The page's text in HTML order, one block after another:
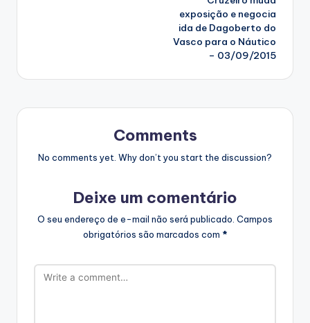
exposição e negocia
ida de Dagoberto do
Vasco para o Náutico
– 03/09/2015
Comments
No comments yet. Why don’t you start the discussion?
Deixe um comentário
O seu endereço de e-mail não será publicado. Campos
obrigatórios são marcados com *